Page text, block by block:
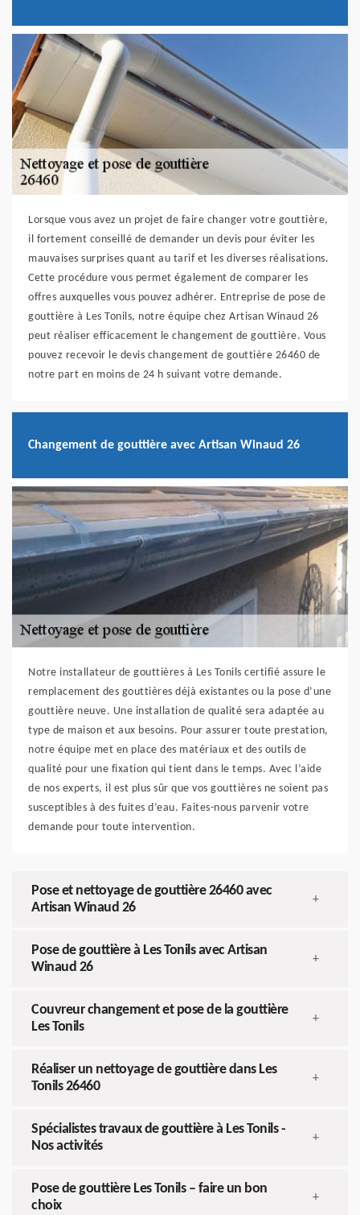
Lorsque vous avez un projet de faire changer votre gouttière,
il fortement conseillé de demander un devis pour éviter les
mauvaises surprises quant au tarif et les diverses réalisations.
Cette procédure vous permet également de comparer les
offres auxquelles vous pouvez adhérer. Entreprise de pose de
gouttière à Les Tonils, notre équipe chez Artisan Winaud 26
peut réaliser efficacement le changement de gouttière. Vous
pouvez recevoir le devis changement de gouttière 26460 de
notre part en moins de 24 h suivant votre demande.
Changement de gouttière avec Artisan Winaud 26
Notre installateur de gouttières à Les Tonils certifié assure le
remplacement des gouttières déjà existantes ou la pose d’une
gouttière neuve. Une installation de qualité sera adaptée au
type de maison et aux besoins. Pour assurer toute prestation,
notre équipe met en place des matériaux et des outils de
qualité pour une fixation qui tient dans le temps. Avec l’aide
de nos experts, il est plus sûr que vos gouttières ne soient pas
susceptibles à des fuites d’eau. Faites-nous parvenir votre
demande pour toute intervention.
Pose et nettoyage de gouttière 26460 avec
Artisan Winaud 26
+
Pose de gouttière à Les Tonils avec Artisan
Winaud 26
+
Couvreur changement et pose de la gouttière
Les Tonils
+
Réaliser un nettoyage de gouttière dans Les
Tonils 26460
+
Spécialistes travaux de gouttière à Les Tonils -
Nos activités
+
Pose de gouttière Les Tonils – faire un bon
choix
+